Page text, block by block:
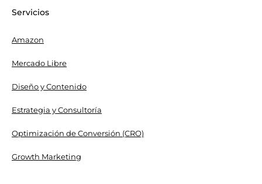
Servicios
Amazon
Mercado Libre
Diseño y Contenido
Estrategia y Consultoría
Optimización de Conversión (CRO)
Growth Marketing